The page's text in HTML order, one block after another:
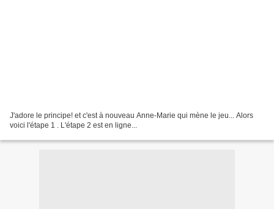
J'adore le principe! et c'est à nouveau Anne-Marie qui mène le jeu... Alors
voici l'étape 1 . L'étape 2 est en ligne...